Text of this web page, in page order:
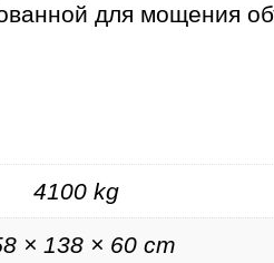
для мощения
4100 kg
× 138 × 60 cm